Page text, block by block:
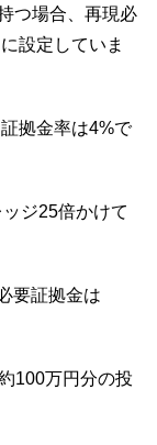
つ場合、再現必
設定していま
拠金率は4%で
ジ25倍かけて
要証拠金は
100万円分の投